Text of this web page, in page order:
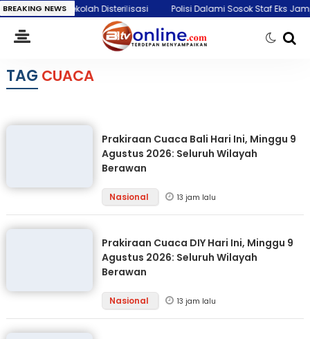
BREAKING NEWS
Sekolah Disterilisasi Polisi Dalami Sosok Staf Eks Jampidsus
TAG CUACA
Prakiraan Cuaca Bali Hari Ini, Minggu 9
Agustus 2026: Seluruh Wilayah
Berawan
Nasional 13 jam lalu
Prakiraan Cuaca DIY Hari Ini, Minggu 9
Agustus 2026: Seluruh Wilayah
Berawan
Nasional 13 jam lalu